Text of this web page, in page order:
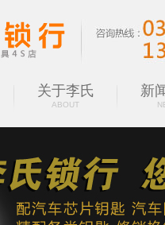
关于李氏
ABOUT
新